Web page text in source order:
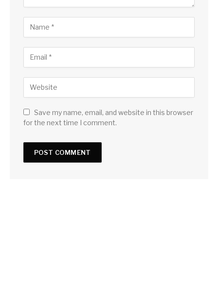
Save my name, email, and website in this browser
for the next time I comment.